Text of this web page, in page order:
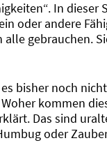
In dieser
oder andere
gebrauchen.
bisher noch
kommen
Das sind
oder